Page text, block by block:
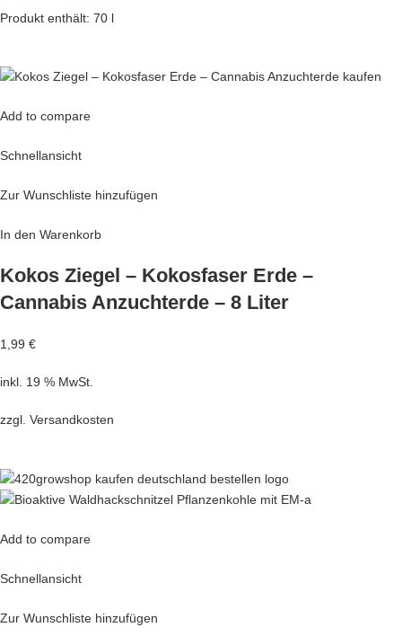
Produkt enthält: 70 l
Add to compare
Schnellansicht
Zur Wunschliste hinzufügen
In den Warenkorb
Kokos Ziegel – Kokosfaser Erde –
Cannabis Anzuchterde – 8 Liter
1,99 €
inkl. 19 % MwSt.
zzgl. Versandkosten
Add to compare
Schnellansicht
Zur Wunschliste hinzufügen